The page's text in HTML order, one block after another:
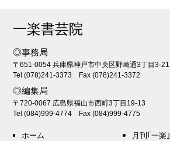
一楽書芸院
◎事務局
〒651-0054 兵庫県神戸市中央区野崎通3丁目3-21
Tel (078)241-3373 Fax (078)241-3372
◎編集局
〒720-0067 広島県福山市西町3丁目19-13
Tel (084)999-4774 Fax (084)999-4775
ホーム
月刊｢一楽｣